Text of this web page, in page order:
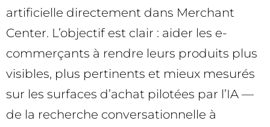
artificielle directement dans Merchant
Center. L’objectif est clair : aider les e-
commerçants à rendre leurs produits plus
visibles, plus pertinents et mieux mesurés
sur les surfaces d’achat pilotées par l’IA —
de la recherche conversationnelle à